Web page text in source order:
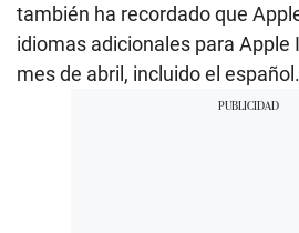
también ha recordado que
idiomas adicionales para Apple
mes de abril, incluido el español.